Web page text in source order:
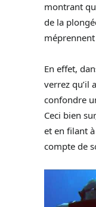
montrant
de la
En effet,
verrez qu’il
confondre
Ceci bien
et en filant à
compte de